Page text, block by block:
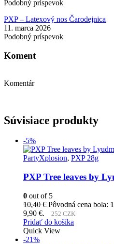
Podobný príspevok
PXP – Latexový nos Čarodejnica
11. marca 2026
Podobný príspevok
Koment
Komentár
Súvisiace produkty
-5%
PartyXplosion, PXP 28g
PXP Tree leaves by
0 out of 5
10,40€ Pôvodná cena bola:
9,90 €.
252 CZK
Pridať do košíka
Quick View
-21%